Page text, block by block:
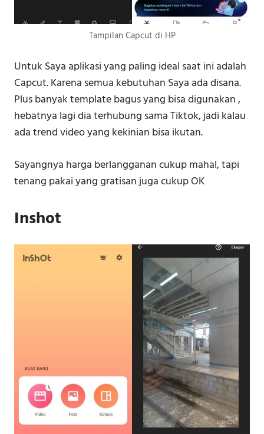
Tampilan Capcut di HP
Untuk Saya aplikasi yang paling ideal saat ini adalah
Capcut. Karena semua kebutuhan Saya ada disana.
Plus banyak template bagus yang bisa digunakan ,
hebatnya lagi dia terhubung sama Tiktok, jadi kalau
ada trend video yang kekinian bisa ikutan.
Sayangnya harga berlangganan cukup mahal, tapi
tenang pakai yang gratisan juga cukup OK
Inshot